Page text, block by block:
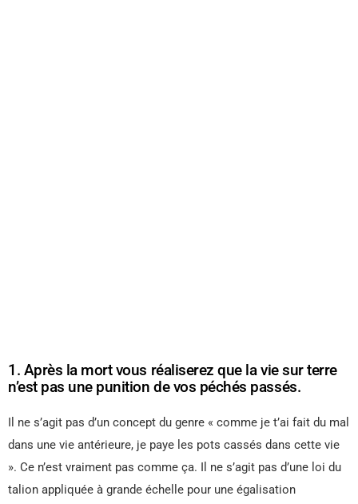
1. Après la mort vous réaliserez que la vie sur terre
n’est pas une punition de vos péchés passés.
Il ne s’agit pas d’un concept du genre « comme je t’ai fait du mal
dans une vie antérieure, je paye les pots cassés dans cette vie
». Ce n’est vraiment pas comme ça. Il ne s’agit pas d’une loi du
talion appliquée à grande échelle pour une égalisation